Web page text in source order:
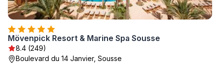
Mövenpick Resort & Marine Spa Sousse
8.4 (249)
Boulevard du 14 Janvier, Sousse